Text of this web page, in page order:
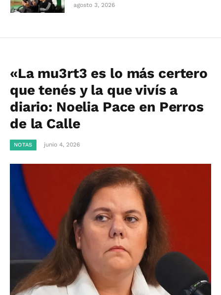
agosto 3, 2026
«La mu3rt3 es lo más certero
que tenés y la que vivís a
diario: Noelia Pace en Perros
de la Calle
NOTAS junio 4, 2026